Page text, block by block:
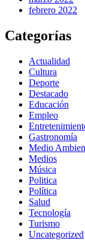
febrero 2022
Categorías
Actualidad
Cultura
Deporte
Destacado
Educación
Empleo
Gastronomía
Medio
Medios
Música
Politica
Política
Salud
Tecnología
Turismo
Uncategorized